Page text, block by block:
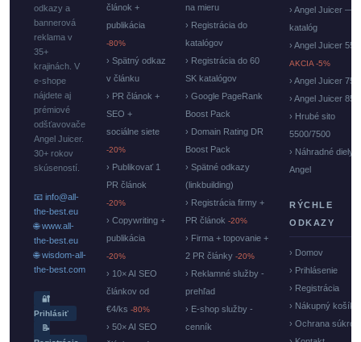
odkazy a
bannerová
reklama v
35+
krajinách. V
e-shope
nájdete aj
prémiové
odšťavovače
Angel Juicer.
30+ rokov
skúseností.
📧 info@all-
the-best.eu
🌐 www.all-
the-best.eu
🌐 wisdom-all-
the-best.com
🔐
Prihlásiť
📝
článok +
publikácia
-80%
› Spätný odkaz
v článku
› PR článok +
SEO +
sociálne siete
-20%
› Publikovať 1
PR článok
-20%
› Copywriting +
publikácia
-20%
› 10× AI SEO
článkov od
€4/ks -80%
› 50× AI SEO
na mieru
› Registrácia do
katalógov
› Registrácia do 60
SK katalógov
› Google PageRank
Boost Pack
› Domain Rating DR
Boost Pack
› Spätné odkazy
(linkbuilding)
› Registrácia firmy +
PR článok -20%
› Firma + topovanie +
2 PR články -20%
› Reklamné služby -
prehľad
› E-shop služby -
cenník
› Angel Juicer —
katalóg
› Angel Juicer
AKCIA -5%
› Angel Juicer
› Angel Juicer
› Hrubé sito
5500/7500
› Náhradné diely
Angel
RÝCHLE
ODKAZY
› Domov
› Prihlásenie
› Registrácia
› Nákupný košík
› Ochrana